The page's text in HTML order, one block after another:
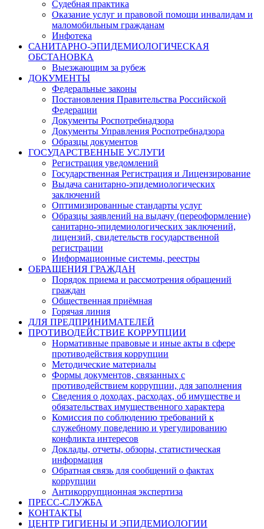
Судебная практика
Оказание услуг и правовой помощи инвалидам и
маломобильным гражданам
Инфотека
САНИТАРНО-ЭПИДЕМИОЛОГИЧЕСКАЯ
ОБСТАНОВКА
Выезжающим за рубеж
ДОКУМЕНТЫ
Федеральные законы
Постановления Правительства Российской
Федерации
Документы Роспотребнадзора
Документы Управления Роспотребнадзора
Образцы документов
ГОСУДАРСТВЕННЫЕ УСЛУГИ
Регистрация уведомлений
Государственная Регистрация и Лицензирование
Выдача санитарно-эпидемиологических
заключений
Оптимизированные стандарты услуг
Образцы заявлений на выдачу (переоформление)
санитарно-эпидемиологических заключений,
лицензий, свидетельств государственной
регистрации
Информационные системы, реестры
ОБРАЩЕНИЯ ГРАЖДАН
Порядок приема и рассмотрения обращений
граждан
Общественная приёмная
Горячая линия
ДЛЯ ПРЕДПРИНИМАТЕЛЕЙ
ПРОТИВОДЕЙСТВИЕ КОРРУПЦИИ
Нормативные правовые и иные акты в сфере
противодействия коррупции
Методические материалы
Формы документов, связанных с
противодействием коррупции, для заполнения
Сведения о доходах, расходах, об имуществе и
обязательствах имущественного характера
Комиссия по соблюдению требований к
служебному поведению и урегулированию
конфликта интересов
Доклады, отчеты, обзоры, статистическая
информация
Обратная связь для сообщений о фактах
коррупции
Антикоррупционная экспертиза
ПРЕСС-СЛУЖБА
КОНТАКТЫ
ЦЕНТР ГИГИЕНЫ И ЭПИДЕМИОЛОГИИ